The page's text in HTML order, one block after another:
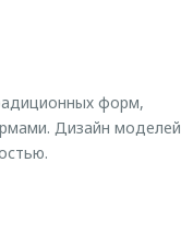
форм,
Дизайн моделей